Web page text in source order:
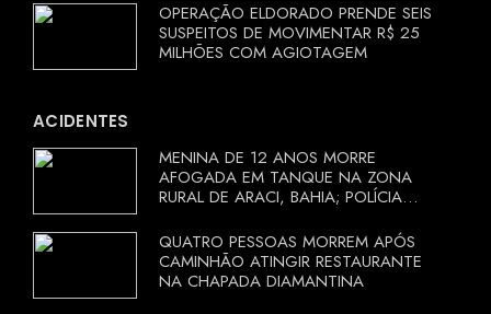
OPERAÇÃO ELDORADO PRENDE SEIS
SUSPEITOS DE MOVIMENTAR R$ 25
MILHÕES COM AGIOTAGEM
ACIDENTES
MENINA DE 12 ANOS MORRE
AFOGADA EM TANQUE NA ZONA
RURAL DE ARACI, BAHIA; POLÍCIA
QUATRO PESSOAS MORREM APÓS
CAMINHÃO ATINGIR RESTAURANTE
NA CHAPADA DIAMANTINA